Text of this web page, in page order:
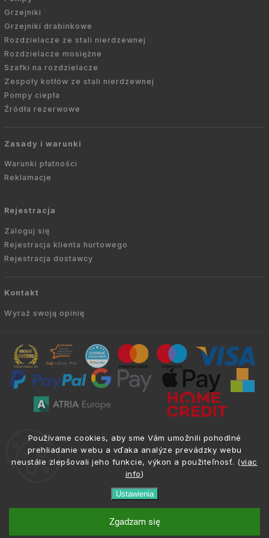
Používame cookies, aby sme Vám umožnili pohodlné
prehliadanie webu a vďaka analýze prevádzky webu
neustále zlepšovali jeho funkcie, výkon a použiteľnosť. (viac
info)
Ustawienia
Zgadzam się
Grzejniki
Grzejniki drabinkowe
Rozdzielacze ze stali nierdzewnej
Rozdzielacze mosiężne
Szafki na rozdzielacze
Zespoły kotłów ze stali nierdzewnej
Pompy ciepła
Źródła rezerwowe
Zasady i warunki
Warunki płatności
Reklamacje
Rejestracja
Zaloguj się
Rejestracja klienta hurtowego
Rejestracja dostawcy
Kontakt
Wyraź swoją opinię
prawa zastrzeżone.
+421 917 133 662